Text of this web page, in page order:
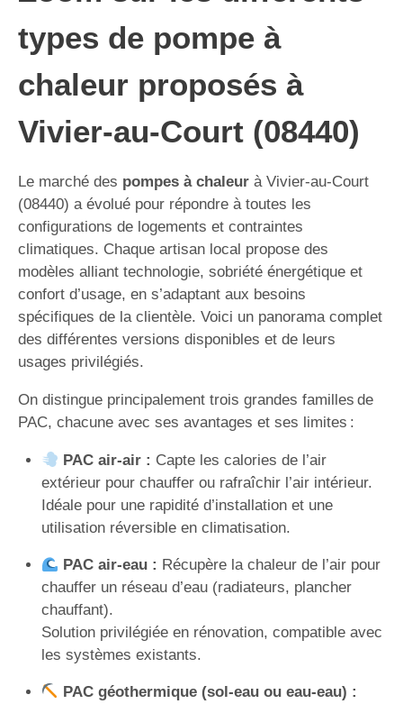
types de pompe à
chaleur proposés à
Vivier-au-Court (08440)
Le marché des pompes à chaleur à Vivier-au-Court
(08440) a évolué pour répondre à toutes les
configurations de logements et contraintes
climatiques. Chaque artisan local propose des
modèles alliant technologie, sobriété énergétique et
confort d’usage, en s’adaptant aux besoins
spécifiques de la clientèle. Voici un panorama complet
des différentes versions disponibles et de leurs
usages privilégiés.
On distingue principalement trois grandes familles de
PAC, chacune avec ses avantages et ses limites :
PAC air-air : Capte les calories de l’air
extérieur pour chauffer ou rafraîchir l’air intérieur.
Idéale pour une rapidité d’installation et une
utilisation réversible en climatisation.
PAC air-eau : Récupère la chaleur de l’air pour
chauffer un réseau d’eau (radiateurs, plancher
chauffant).
Solution privilégiée en rénovation, compatible avec
les systèmes existants.
PAC géothermique (sol-eau ou eau-eau) :